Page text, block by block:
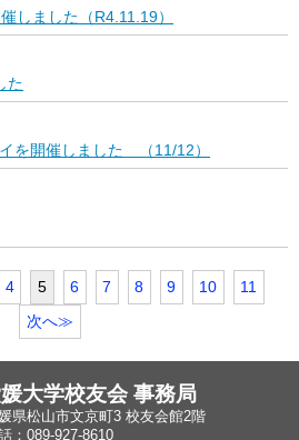
しました（R4.11.19）
た
を開催しました （11/12）
4 5 6 7 8 9 10
11
次へ≫
大学校友会 事務局
県松山市文京町3 校友会館2階
：089-927-8610